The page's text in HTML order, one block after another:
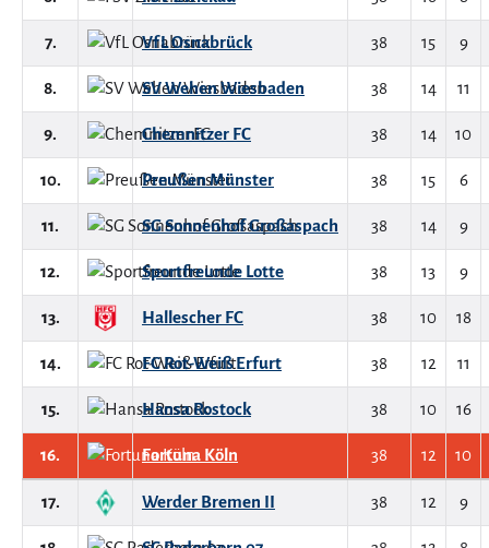
7. VfL Osnabrück 38 15 9
8. SV Wehen Wiesbaden 38 14 11
9. Chemnitzer FC 38 14 10
10. Preußen Münster 38 15 6
11. SG Sonnenhof Großaspach 38 14 9
12. Sportfreunde Lotte 38 13 9
13. Hallescher FC 38 10 18
14. FC Rot-Weiß Erfurt 38 12 11
15. Hansa Rostock 38 10 16
16. Fortuna Köln 38 12 10
17. Werder Bremen II 38 12 9